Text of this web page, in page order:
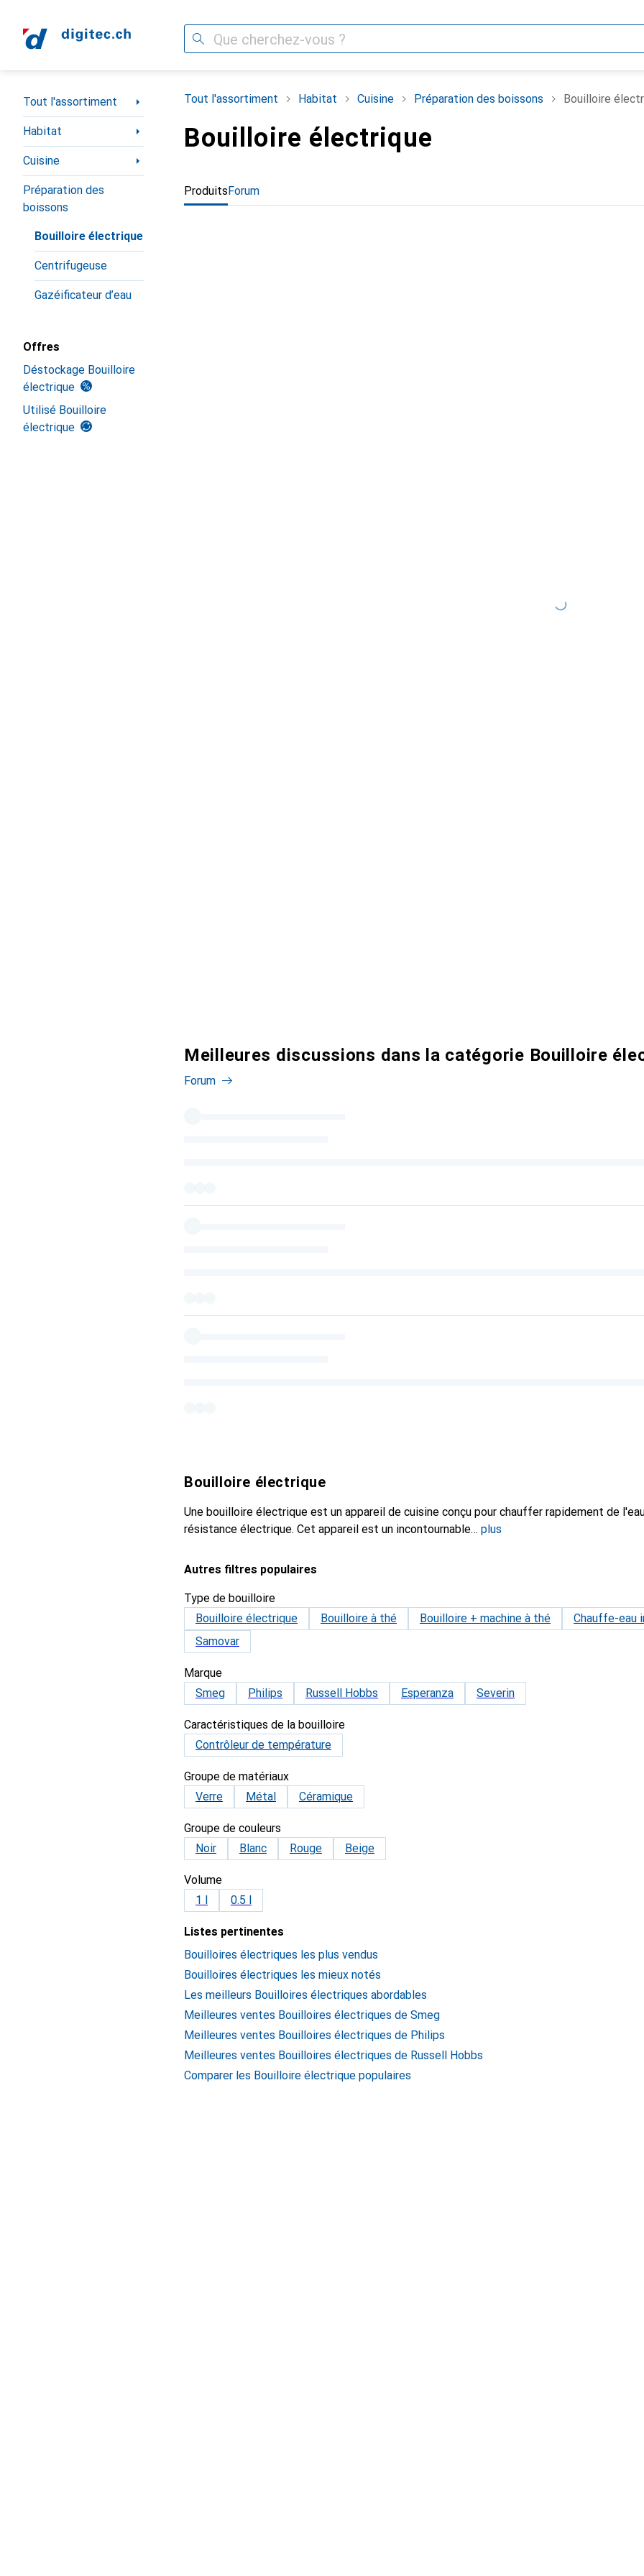
Recherche
Navigation par catégorie
Tout l'assortiment
Habitat
Cuisine
Préparation des
boissons
Bouilloire électrique
Centrifugeuse
Gazéificateur d’eau
Offres
Déstockage Bouilloire
électrique
Utilisé Bouilloire
électrique
Tout l'assortiment Habitat Cuisine Préparation des boissons Bouilloire
Bouilloire électrique
ProduitsForum
Meilleures discussions dans la catégorie Bouilloire
Forum
Bouilloire électrique
Une bouilloire électrique est un appareil de cuisine conçu pour chauffer rapidement de
résistance électrique. Cet appareil est un incontournable
plus
Autres filtres populaires
Type de bouilloire
Bouilloire électrique
Bouilloire à thé Bouilloire + machine à thé
Chauffe-eau
Samovar
Marque
Smeg
Philips Russell Hobbs Esperanza Severin
Caractéristiques de la bouilloire
Contrôleur de température
Groupe de matériaux
Verre
Métal Céramique
Groupe de couleurs
Noir
Blanc Rouge Beige
Volume
1 l
0.5 l
Listes pertinentes
Bouilloires électriques les plus vendus
Bouilloires électriques les mieux notés
Les meilleurs Bouilloires électriques abordables
Meilleures ventes Bouilloires électriques de Smeg
Meilleures ventes Bouilloires électriques de Philips
Meilleures ventes Bouilloires électriques de Russell Hobbs
Comparer les Bouilloire électrique populaires